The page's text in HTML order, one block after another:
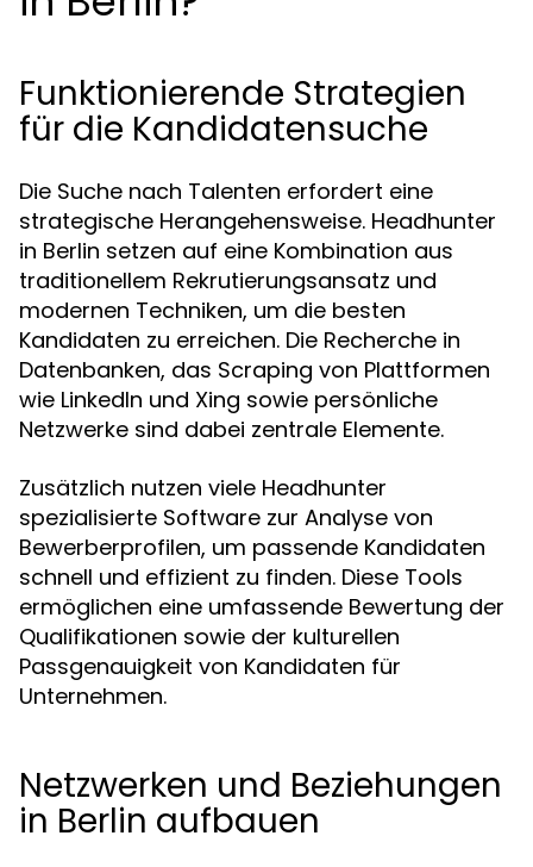
Funktionierende Strategien
für die Kandidatensuche
Die Suche nach Talenten erfordert eine
strategische Herangehensweise. Headhunter
in Berlin setzen auf eine Kombination aus
traditionellem Rekrutierungsansatz und
modernen Techniken, um die besten
Kandidaten zu erreichen. Die Recherche in
Datenbanken, das Scraping von Plattformen
wie LinkedIn und Xing sowie persönliche
Netzwerke sind dabei zentrale Elemente.
Zusätzlich nutzen viele Headhunter
spezialisierte Software zur Analyse von
Bewerberprofilen, um passende Kandidaten
schnell und effizient zu finden. Diese Tools
ermöglichen eine umfassende Bewertung der
Qualifikationen sowie der kulturellen
Passgenauigkeit von Kandidaten für
Unternehmen.
Netzwerken und Beziehungen
in Berlin aufbauen